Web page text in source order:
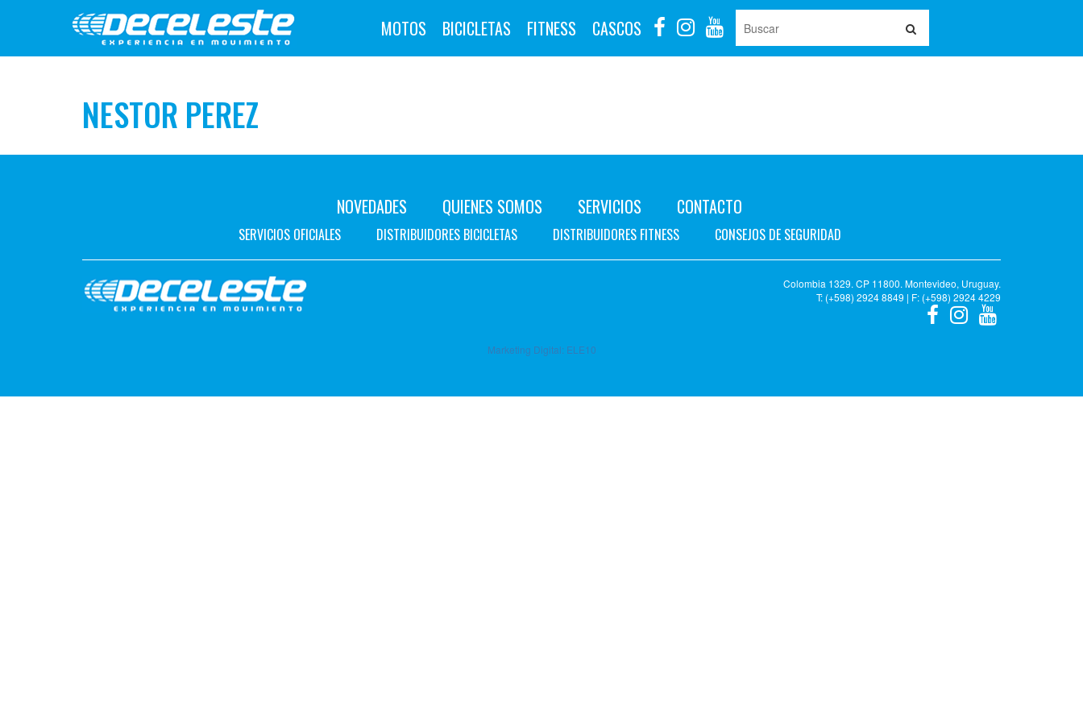
MOTOS BICICLETAS FITNESS CASCOS
NESTOR PEREZ
NOVEDADES QUIENES SOMOS SERVICIOS CONTACTO
SERVICIOS OFICIALES DISTRIBUIDORES BICICLETAS DISTRIBUIDORES FITNESS CONSEJOS DE SEGURIDAD
Colombia 1329. CP 11800. Montevideo, Uruguay.
T: (+598) 2924 8849 | F: (+598) 2924 4229
Marketing Digital: ELE10